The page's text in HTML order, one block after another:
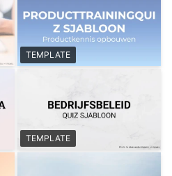
TEMPLATE
TEMPLATE